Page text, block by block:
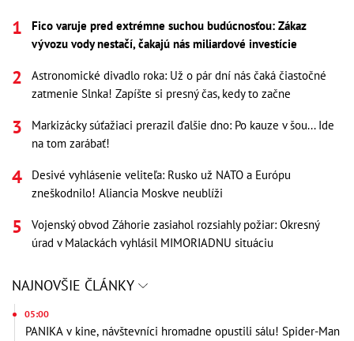
Fico varuje pred extrémne suchou budúcnosťou: Zákaz
vývozu vody nestačí, čakajú nás miliardové investície
Astronomické divadlo roka: Už o pár dní nás čaká čiastočné
zatmenie Slnka! Zapíšte si presný čas, kedy to začne
Markizácky súťažiaci prerazil ďalšie dno: Po kauze v šou... Ide
na tom zarábať!
Desivé vyhlásenie veliteľa: Rusko už NATO a Európu
zneškodnilo! Aliancia Moskve neublíži
Vojenský obvod Záhorie zasiahol rozsiahly požiar: Okresný
úrad v Malackách vyhlásil MIMORIADNU situáciu
NAJNOVŠIE ČLÁNKY
05:00
PANIKA v kine, návštevníci hromadne opustili sálu! Spider-Man